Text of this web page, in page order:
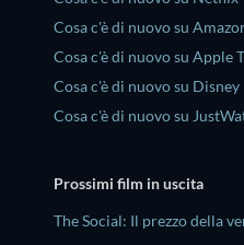
Cosa c'è di nuovo su
Cosa c'è di nuovo su Apple
Cosa c'è di nuovo su Disney
Cosa c'è di nuovo su
Prossimi film in uscita
The Social: Il prezzo della